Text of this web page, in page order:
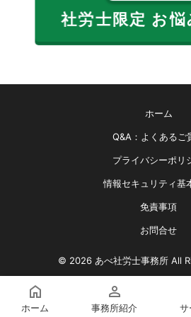
社労士限定 お悩
ホーム
Q&A：よくあるご
プライバシーポリ
情報セキュリティ基
免責事項
お問合せ
© 2026 あべ社労士事務所All
ホーム 事務所紹介 サ